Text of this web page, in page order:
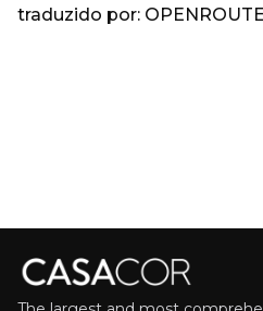
traduzido por: